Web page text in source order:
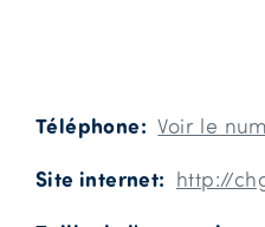
Téléphone Voir le
Site internet http://